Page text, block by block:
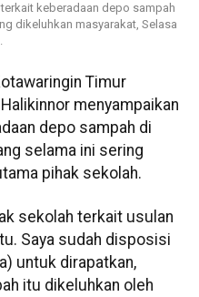
keberadaan depo sampah
dikeluhkan masyarakat, Selasa
Timur
menyampaikan
depo sampah di
selama ini sering
pihak sekolah.
sekolah terkait usulan
Saya sudah disposisi
untuk dirapatkan,
itu dikeluhkan oleh